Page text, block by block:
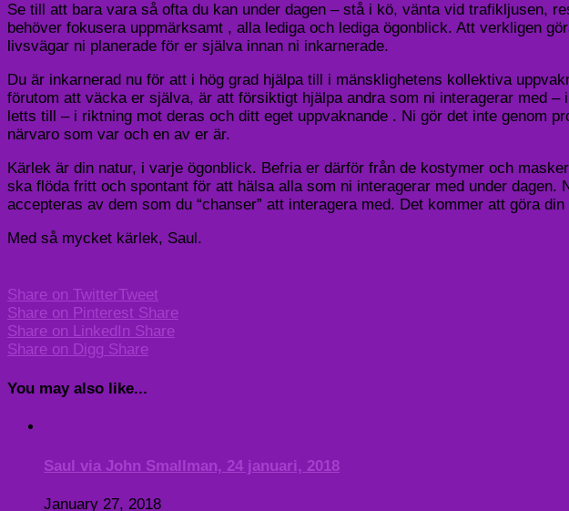
Se till att bara vara så ofta du kan under dagen – stå i kö, vänta vid trafikljusen,
behöver fokusera uppmärksamt , alla lediga och lediga ögonblick. Att verkligen
livsvägar ni planerade för er själva innan ni inkarnerade.
Du är inkarnerad nu för att i hög grad hjälpa till i mänsklighetens kollektiva
förutom att väcka er själva, är att försiktigt hjälpa andra som ni interagerar med
letts till – i riktning mot deras och ditt eget uppvaknande . Ni gör det inte genom
närvaro som var och en av er är.
Kärlek är din natur, i varje ögonblick. Befria er därför från de kostymer och
ska flöda fritt och spontant för att hälsa alla som ni interagerar med under
accepteras av dem som du “chanser” att interagera med. Det kommer att göra din
Med så mycket kärlek, Saul.
Share on TwitterTweet
Share on Pinterest Share
Share on LinkedIn Share
Share on Digg Share
You may also like...
Saul via John Smallman, 24 januari, 2018
January 27, 2018